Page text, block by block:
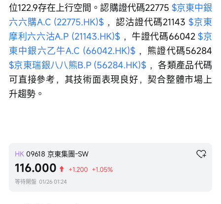
位122.9存在上行空間。認購證代碼22775 $京東中銀
六六購A.C (22775.HK)$ ，認沽證代碼21143 $京東
摩利六六沽A.P (21143.HK)$ ，牛證代碼66042 $京
東中銀六乙牛A.C (66042.HK)$ ，熊證代碼56284
$京東瑞銀八八熊B.P (56284.HK)$ ，各類產品代碼
可直接參考，其技術面表現良好，契合整體市場上
升趨勢。
HK 09618 京東集團-SW
116.000 +1.200 +1.05%
等待開盤 01/26 01:24